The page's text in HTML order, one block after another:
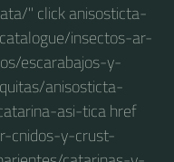
" click anisosticta-
insectos-ar-
escarabajos-y-
anisosticta-
asi-tica href
cnidos-y-crust-